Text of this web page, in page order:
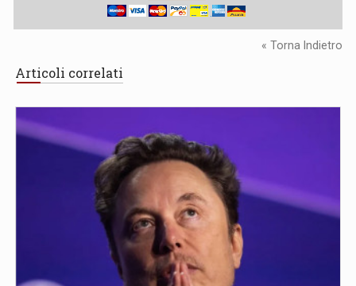
« Torna Indietro
Articoli correlati